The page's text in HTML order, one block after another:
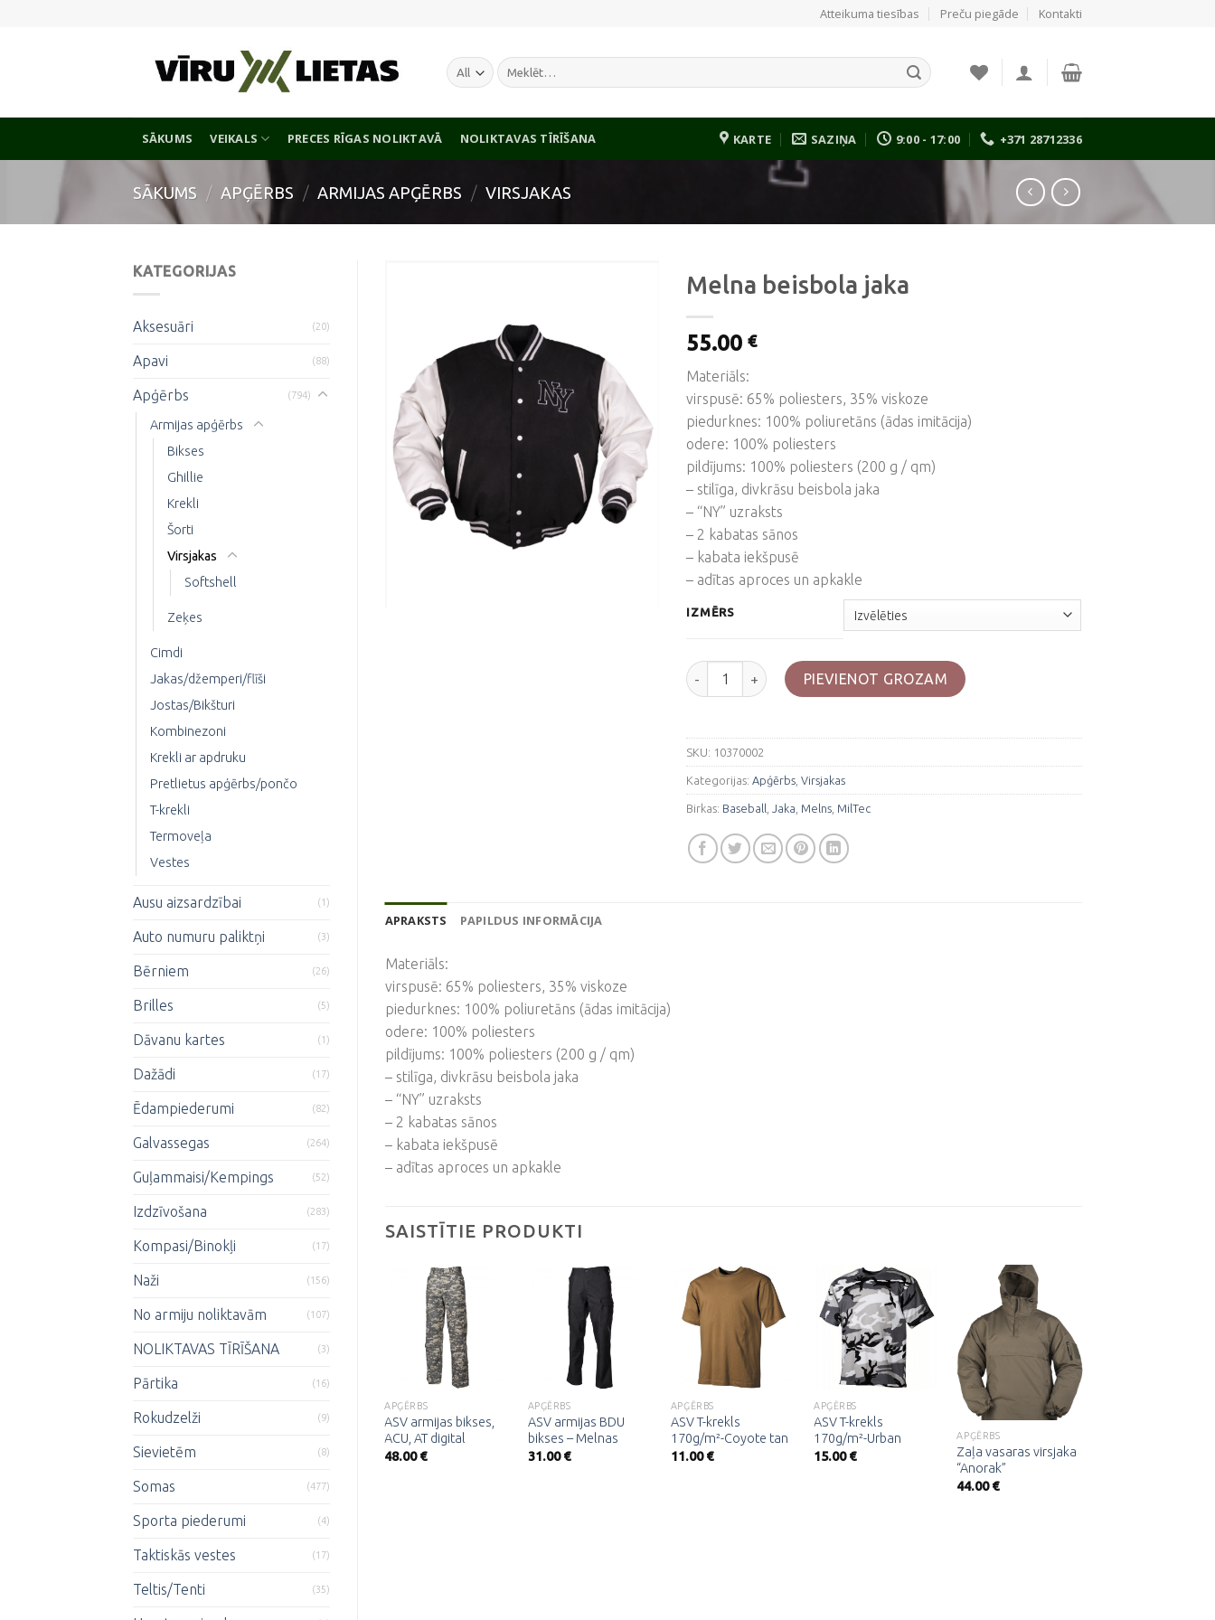
Atteikuma tiesības Preču piegāde Kontakti
Meklēt:
SĀKUMS VEIKALS PRECES RĪGAS NOLIKTAVĀ NOLIKTAVAS TĪRĪŠANA KARTE SAZIŅA 9:00 - 17:00 +371 28712336
SĀKUMS / APĢĒRBS / ARMIJAS APĢĒRBS / VIRSJAKAS
KATEGORIJAS
Aksesuāri (20)
Apavi (88)
Apģērbs (794)
Armijas apģērbs
Bikses
Ghillie
Krekli
Šorti
Virsjakas
Softshell
Zeķes
Cimdi
Jakas/džemperi/flīši
Jostas/Bikšturi
Kombinezoni
Krekli ar apdruku
Pretlietus apģērbs/pončo
T-krekli
Termoveļa
Vestes
Ausu aizsardzībai (1)
Auto numuru paliktņi (3)
Bērniem (26)
Brilles (5)
Dāvanu kartes (1)
Dažādi (17)
Ēdampiederumi (82)
Galvassegas (264)
Guļammaisi/Kempings (52)
Izdzīvošana (283)
Kompasi/Binokļi (17)
Naži (156)
No armiju noliktavām (107)
NOLIKTAVAS TĪRĪŠANA (3)
Pārtika (16)
Rokudzelži (9)
Sievietēm (8)
Somas (477)
Sporta piederumi (4)
Taktiskās vestes (17)
Teltis/Tenti (35)
Pievienot
vēlmju
sarakstam
Melna beisbola jaka
55.00€
Materiāls:
virspusē: 65% poliesters, 35% viskoze
piedurknes: 100% poliuretāns (ādas imitācija)
odere: 100% poliesters
pildījums: 100% poliesters (200 g / qm)
– stilīga, divkrāsu beisbola jaka
– “NY” uzraksts
– 2 kabatas sānos
– kabata iekšpusē
– adītas aproces un apkakle
IZMĒRS
Melna beisbola jaka daudzums
PIEVIENOT GROZAM
SKU: 10370002
Kategorijas:Apģērbs ,Virsjakas
Birkas: Baseball ,Jaka Melns MilTec
APRAKSTS PAPILDUS INFORMĀCIJA
Materiāls:
virspusē: 65% poliesters, 35% viskoze
piedurknes: 100% poliuretāns (ādas imitācija)
odere: 100% poliesters
pildījums: 100% poliesters (200 g / qm)
– stilīga, divkrāsu beisbola jaka
– “NY” uzraksts
– 2 kabatas sānos
– kabata iekšpusē
– adītas aproces un apkakle
SAISTĪTIE PRODUKTI
Pievienot
vēlmju
sarakstam
APĢĒRBS
ASV armijas bikses,
ACU, AT digital
48.00€
Pievienot
vēlmju
sarakstam
APĢĒRBS
ASV armijas BDU
bikses – Melnas
31.00€
Pievienot
vēlmju
sarakstam
APĢĒRBS
ASV T-krekls
170g/m²-Coyote tan
11.00€
Pievienot
vēlmju
sarakstam
APĢĒRBS
ASV T-krekls
170g/m²-Urban
15.00€
Pievienot
vēlmju
sarakstam
APĢĒRBS
Zaļa vasaras virsjaka
“Anorak”
44.00€
Pievienot
Pelēks ASV T-krekls
11.00€
Pievienot
Melni cimdi “Worker